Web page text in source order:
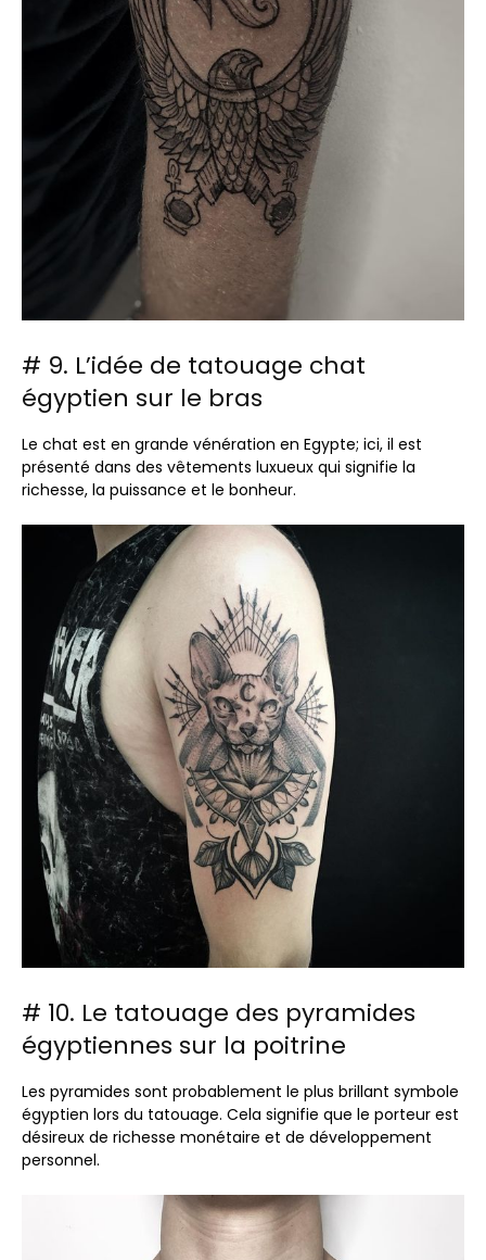
# 9. L’idée de tatouage chat
égyptien sur le bras
Le chat est en grande vénération en Egypte; ici, il est
présenté dans des vêtements luxueux qui signifie la
richesse, la puissance et le bonheur.
# 10. Le tatouage des pyramides
égyptiennes sur la poitrine
Les pyramides sont probablement le plus brillant symbole
égyptien lors du tatouage. Cela signifie que le porteur est
désireux de richesse monétaire et de développement
personnel.